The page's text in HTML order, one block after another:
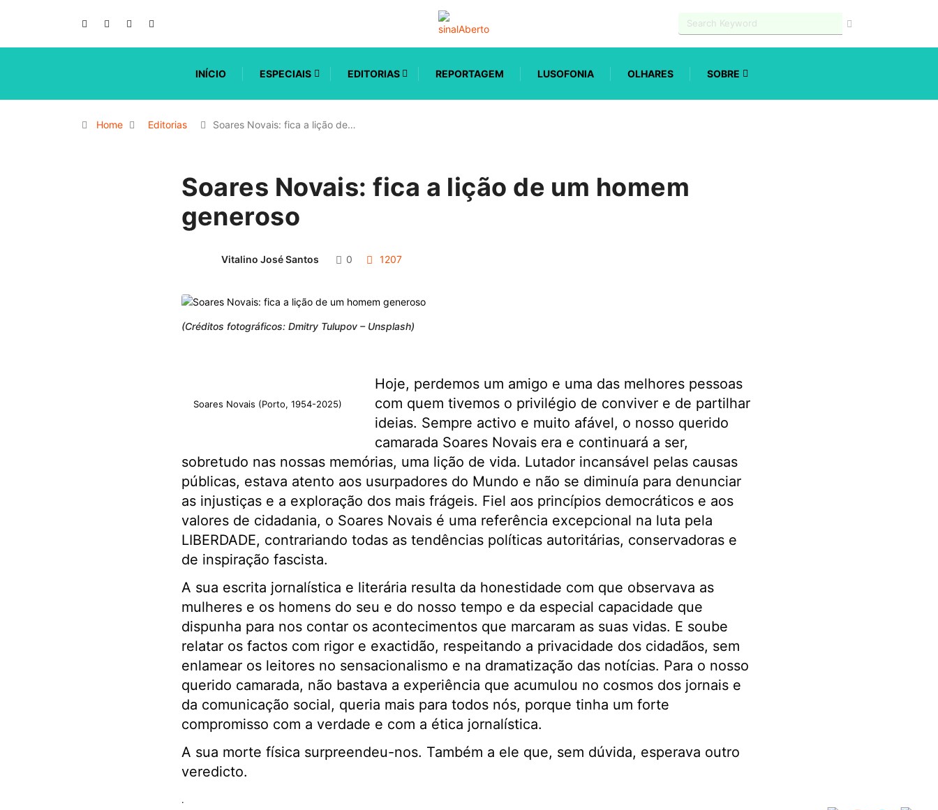
INÍCIO ESPECIAIS EDITORIAS REPORTAGEM LUSOFONIA OLHARES SOBRE
Home Editorias Soares Novais: fica a lição de…
Soares Novais: fica a lição de um homem
generoso
Vitalino José Santos 0 1207
(Créditos fotográficos: Dmitry Tulupov – Unsplash)
Soares Novais (Porto, 1954-2025)
Hoje, perdemos um amigo e uma das melhores pessoas
com quem tivemos o privilégio de conviver e de partilhar
ideias. Sempre activo e muito afável, o nosso querido
camarada Soares Novais era e continuará a ser,
sobretudo nas nossas memórias, uma lição de vida. Lutador incansável pelas causas
públicas, estava atento aos usurpadores do Mundo e não se diminuía para denunciar
as injustiças e a exploração dos mais frágeis. Fiel aos princípios democráticos e aos
valores de cidadania, o Soares Novais é uma referência excepcional na luta pela
LIBERDADE, contrariando todas as tendências políticas autoritárias, conservadoras e
de inspiração fascista.
A sua escrita jornalística e literária resulta da honestidade com que observava as
mulheres e os homens do seu e do nosso tempo e da especial capacidade que
dispunha para nos contar os acontecimentos que marcaram as suas vidas. E soube
relatar os factos com rigor e exactidão, respeitando a privacidade dos cidadãos, sem
enlamear os leitores no sensacionalismo e na dramatização das notícias. Para o nosso
querido camarada, não bastava a experiência que acumulou no cosmos dos jornais e
da comunicação social, queria mais para todos nós, porque tinha um forte
compromisso com a verdade e com a ética jornalística.
A sua morte física surpreendeu-nos. Também a ele que, sem dúvida, esperava outro
veredicto.
.